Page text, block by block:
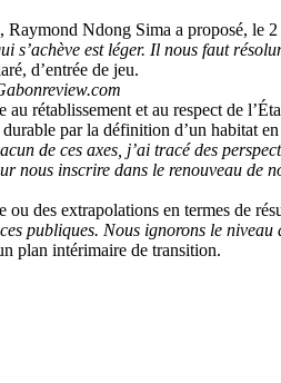
Ndong Sima a proposé, le
s’achève est léger. Il nous faut
d’entrée de jeu.
rétablissement et au respect de
par la définition d’un habitat
de ces axes, j’ai tracé des
nous inscrire dans le renouveau de
des extrapolations en termes de
publiques. Nous ignorons le
plan intérimaire de transition.